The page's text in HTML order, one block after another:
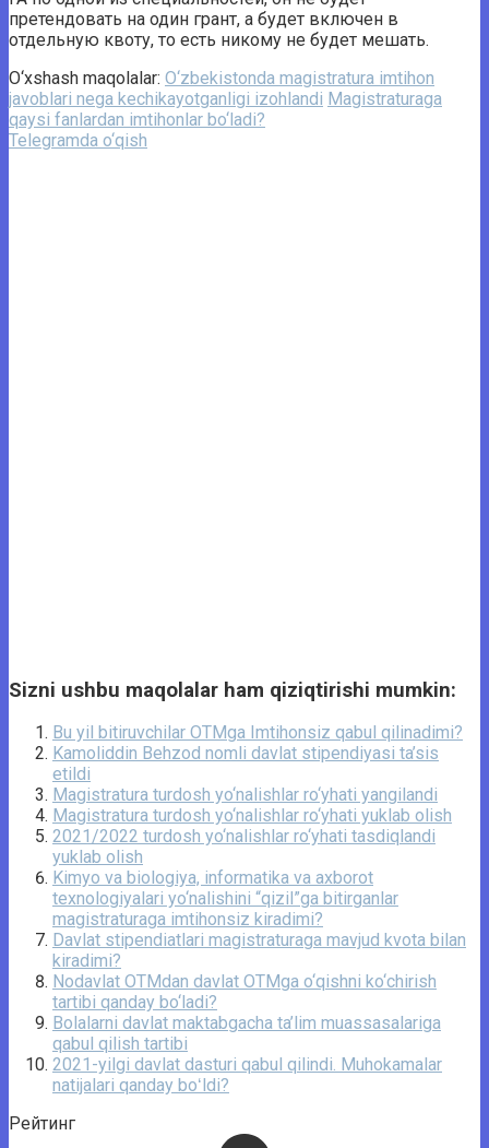
претендовать на один грант, а будет включен в
отдельную квоту, то есть никому не будет мешать.
O‘xshash maqolalar: O‘zbekistonda magistratura imtihon
javoblari nega kechikayotganligi izohlandi Magistraturaga
qaysi fanlardan imtihonlar bo‘ladi?
Telegramda o‘qish
Sizni ushbu maqolalar ham qiziqtirishi mumkin:
Bu yil bitiruvchilar OTMga Imtihonsiz qabul qilinadimi?
Kamoliddin Behzod nomli davlat stipendiyasi ta’sis
etildi
Magistratura turdosh yo‘nalishlar ro‘yhati yangilandi
Magistratura turdosh yo‘nalishlar ro‘yhati yuklab olish
2021/2022 turdosh yo‘nalishlar ro‘yhati tasdiqlandi
yuklab olish
Kimyo va biologiya, informatika va axborot
texnologiyalari yo‘nalishini “qizil”ga bitirganlar
magistraturaga imtihonsiz kiradimi?
Davlat stipendiatlari magistraturaga mavjud kvota bilan
kiradimi?
Nodavlat OTMdan davlat OTMga o‘qishni ko‘chirish
tartibi qanday bo‘ladi?
Bolalarni davlat maktabgacha ta’lim muassasalariga
qabul qilish tartibi
2021-yilgi davlat dasturi qabul qilindi. Muhokamalar
natijalari qanday boʻldi?
Рейтинг